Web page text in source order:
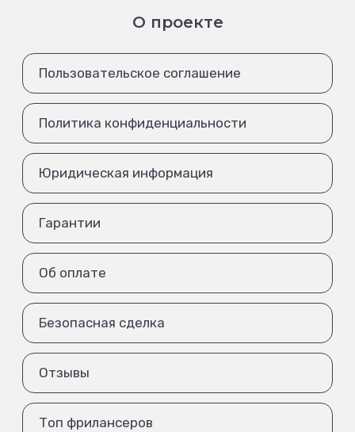
О проекте
Пользовательское соглашение
Политика конфиденциальности
Юридическая информация
Гарантии
Об оплате
Безопасная сделка
Отзывы
Топ фрилансеров